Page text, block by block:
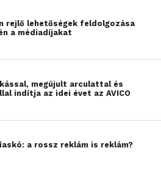
rejlő lehetőségek feldolgozása
a médiadíjakat
megújult arculattal és
indítja az idei évet az AVICO
a rossz reklám is reklám?